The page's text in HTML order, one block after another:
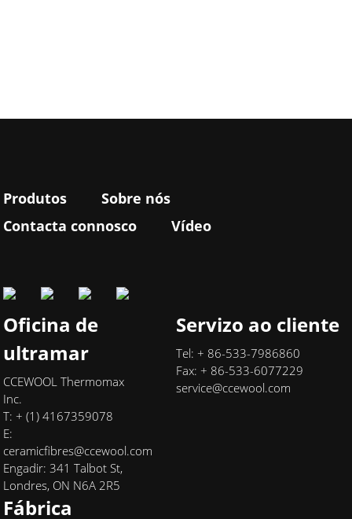
Produtos
Sobre nós
Contacta connosco
Vídeo
Oficina de
ultramar
CCEWOOL Thermomax
Inc.
T: + (1) 4167359078
E:
ceramicfibres@ccewool.com
Engadir: 341 Talbot St,
Londres, ON N6A 2R5
Servizo ao cliente
Tel: + 86-533-7986860
Fax: + 86-533-6077229
service@ccewool.com
Fábrica